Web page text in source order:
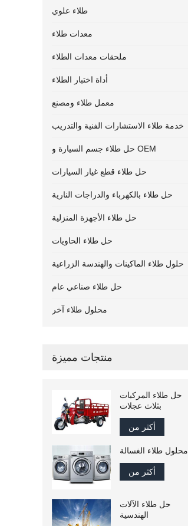
طلاء علوي
معدات طلاء
ملحقات معدات الطلاء
أداة اختبار الطلاء
معمل طلاء ومصنع
خدمة طلاء الاستشارات الفنية والتدريب
حل طلاء جسم السيارة و OEM
حل طلاء قطع غيار السيارات
حل طلاء بالكهرباء والدراجات النارية
حل طلاء الأجهزة المنزلية
حل طلاء الحاويات
حلول طلاء الماكينات والهندسة الزراعية
حل طلاء صناعي عام
محلول طلاء آخر
منتجات مميزة
حل طلاء المركبات
بثلاث عجلات
أكثر من
محلول طلاء الغسالة
أكثر من
حل طلاء الآلات
الهندسية